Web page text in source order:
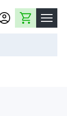
Nákupní košík